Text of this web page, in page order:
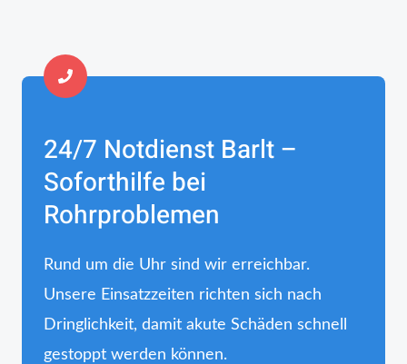
24/7 Notdienst Barlt –
Soforthilfe bei
Rohrproblemen
Rund um die Uhr sind wir erreichbar.
Unsere Einsatzzeiten richten sich nach
Dringlichkeit, damit akute Schäden schnell
gestoppt werden können.